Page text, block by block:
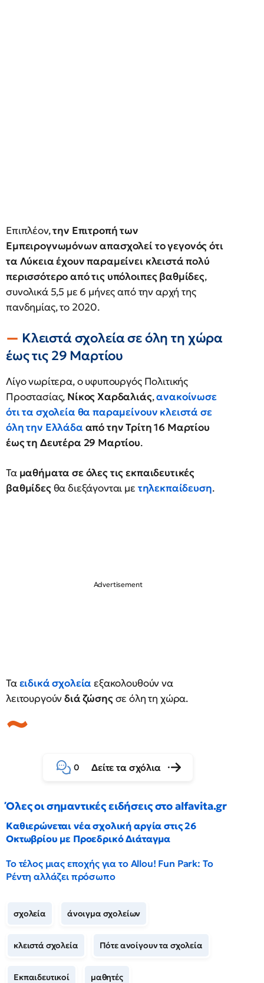
Επιπλέον,την Επιτροπή των
Εμπειρογνωμόνων απασχολεί το γεγονός ότι
τα Λύκεια έχουν παραμείνει κλειστά πολύ
περισσότερο από τις υπόλοιπες βαθμίδες,
συνολικά 5,5 με 6 μήνες από την αρχή της
πανδημίας, το 2020.
Κλειστά σχολεία σε όλη τη χώρα
έως τις 29 Μαρτίου
Λίγο νωρίτερα, ο υφυπουργός Πολιτικής
Προστασίας, Νίκος Χαρδαλιάς,ανακοίνωσε
ότι τα σχολεία θα παραμείνουν κλειστά σε
όλη την Ελλάδα από την Τρίτη 16 Μαρτίου
έως τη Δευτέρα 29 Μαρτίου.
Τα μαθήματα σε όλες τις εκπαιδευτικές
βαθμίδεςθα διεξάγονται με τηλεκπαίδευση.
Ταειδικά σχολεία εξακολουθούν να
λειτουργούνδιά ζώσηςσε όλη τη χώρα.
0 Δείτε τα σχόλια
Όλες οι σημαντικές ειδήσεις στο alfavita.gr
Καθιερώνεται νέα σχολική αργία στις 26
Οκτωβρίου με Προεδρικό Διάταγμα
Το τέλος μιας εποχής για το Allou! Fun Park: Το
Ρέντη αλλάζει πρόσωπο
σχολεία άνοιγμα σχολείων
κλειστά σχολεία Πότε ανοίγουν τα σχολεία
Εκπαιδευτικοί μαθητές